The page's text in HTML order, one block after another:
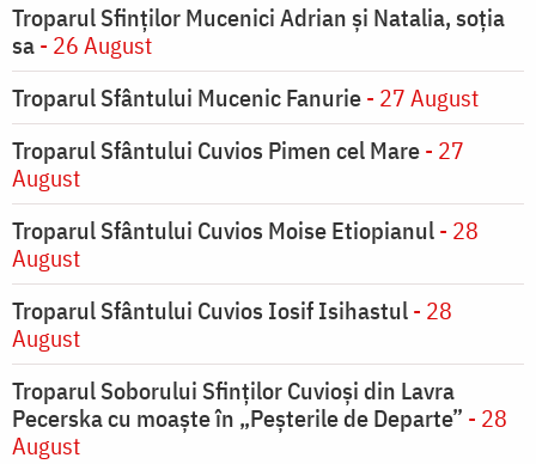
Troparul Sfinţilor Mucenici Adrian şi Natalia, soţia
sa- 26 August
Troparul Sfântului Mucenic Fanurie- 27 August
Troparul Sfântului Cuvios Pimen cel Mare- 27
August
Troparul Sfântului Cuvios Moise Etiopianul- 28
August
Troparul Sfântului Cuvios Iosif Isihastul- 28
August
Troparul Soborului Sfinților Cuvioși din Lavra
Pecerska cu moaște în „Peșterile de Departe” - 28
August